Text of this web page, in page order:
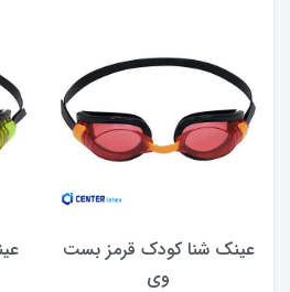
عینک شنا کودک قرمز بست
وی